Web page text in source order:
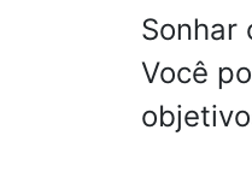
Sonhar
Você